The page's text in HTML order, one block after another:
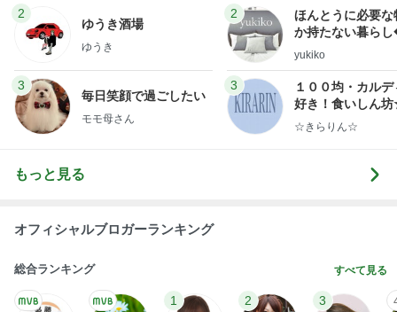
2
ゆうき酒場
ゆうき
3
毎日笑顔で過ごしたい
モモ母さん
2
ほんとうに必要な
か持たない暮ら
ep Life Simple◆
yukiko
3
１００均・カルデ
好き！食いしん
らりん☆のブログ
☆きらりん☆
もっと見る
オフィシャルブロガーランキング
総合ランキング すべて見る
1 2 3